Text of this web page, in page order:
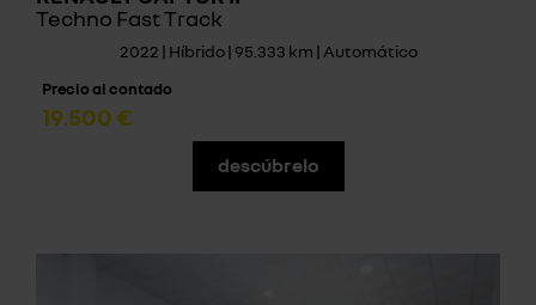
Techno Fast Track
2022 | Híbrido | 95.333 km | Automático
Precio al contado
19.500 €
descúbrelo